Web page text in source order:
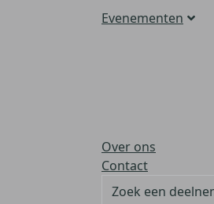
Evenementen
Over ons
Contact